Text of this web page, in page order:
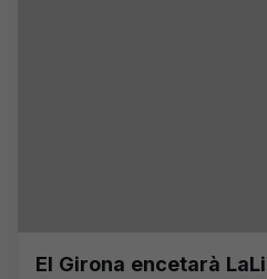
El Girona encetarà